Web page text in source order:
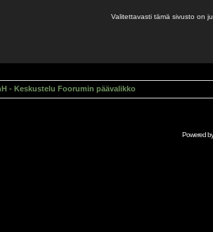
Valitettavasti tämä sivusto on
- Keskustelu Foorumin päävalikko
Powered